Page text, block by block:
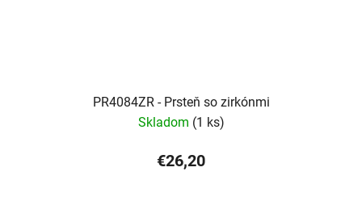
PR4084ZR - Prsteň so zirkónmi
Skladom (1 ks)
€26,20